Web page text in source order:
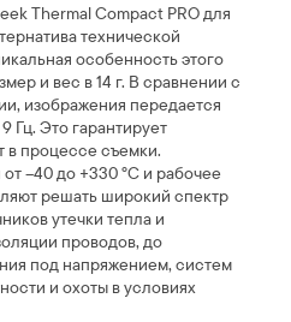
Thermal Compact PRO для
технической
особенность этого
и вес в 14 г. В сравнении с
изображения передается
Гц. Это гарантирует
процессе съемки.
–40 до +330 °С и рабочее
решать широкий спектр
утечки тепла и
проводов, до
под напряжением, систем
и охоты в условиях